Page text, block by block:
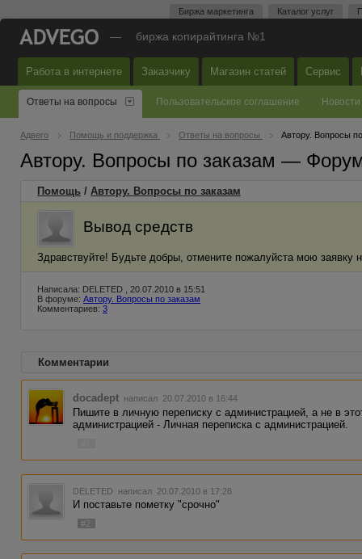
Биржа маркетинга Каталог услуг
— биржа копирайтинга №1
Работа в интернете Заказчику Магазин статей Сервис
Ответы на вопросы Пользовательское соглашение Новости
Адвего Помощь и поддержка Ответы на вопросы Автору. Вопросы
Автору. Вопросы по заказам —
Помощь / Автору. Вопросы по заказам
Вывод средств
Здравствуйте! Будьте добры, отмените пожалуйста мою заявку
Написала: DELETED , 20.07.2010 в 15:51
В форуме: Автору. Вопросы по заказам
Комментариев: 3
Комментарии
docadept написал 20.07.2010 в 16:44
Пишите в личную переписку с администрацией, а не в
администрацией - Личная переписка с администрацией.
DELETED написал 20.07.2010 в 17:28
И поставьте пометку "срочно"
#2